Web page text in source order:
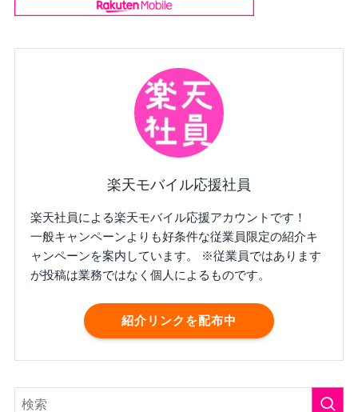
楽天モバイル応援社員
楽天社員による楽天モバイル応援アカウントです！
一般キャンペーンよりも好条件な従業員限定の紹介キ
ャンペーンを案内しています。 ※従業員ではあります
が投稿は業務ではなく個人によるものです。
紹介リンクを配布中